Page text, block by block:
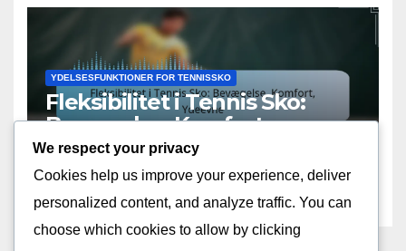
YDELSESFUNKTIONER FOR TENNISSKO
Fleksibilitet i Tennis Sko:
Bevægelse, Komfort,
Ydeevne
16/02/2026 SOFIE JENSEN
We respect your privacy
Cookies help us improve your experience, deliver
personalized content, and analyze traffic. You can
choose which cookies to allow by clicking